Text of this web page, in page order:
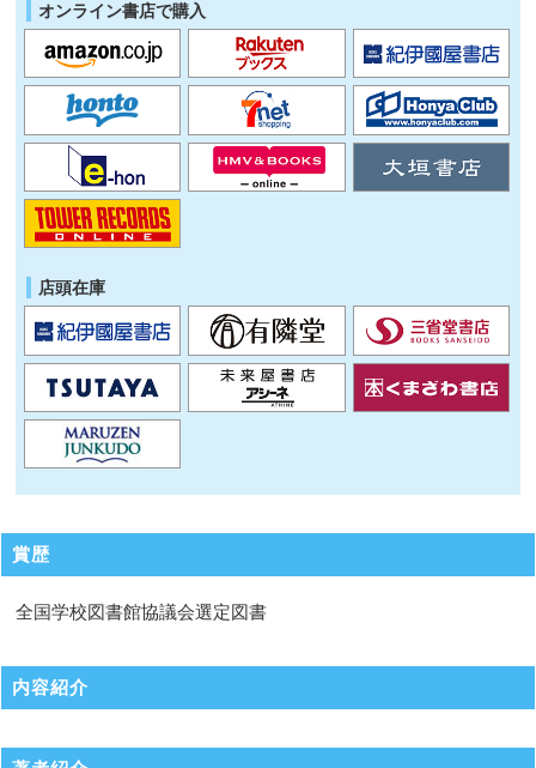
オンライン書店で購入
店頭在庫
賞歴
全国学校図書館協議会選定図書
内容紹介